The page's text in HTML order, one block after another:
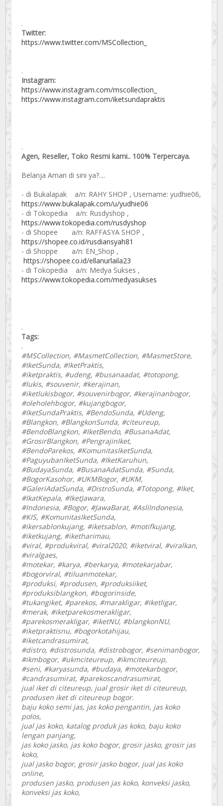
.
Twitter:
https://www.twitter.com/MSCollection_
.
Instagram:
https://www.instagram.com/mscollection_
https://www.instagram.com/iketsundapraktis
.
Agen, Reseller, Toko Resmi kami.. 100% Terpercaya.
Belanja Aman di sini ya?....
- di Bukalapak a/n: RAHY SHOP , Username: yudhie06,
https://www.bukalapak.com/u/yudhie06
- di Tokopedia a/n: Rusdyshop ,
https://www.tokopedia.com/rusdyshop
- di Shopee a/n: RAFFASYA SHOP ,
https://shopee.co.id/rusdiansyah81
- di Shoppe a/n: EN_Shop ,
https://shopee.co.id/ellanurlaila23
- di Tokopedia a/n: Medya Sukses ,
https://www.tokopedia.com/medyasukses
.
Tags:
.
#MSCollection, #MasmetCollection, #MasmetStore,
#IketSunda, #IketPraktis,
#iketpraktis, #udeng, #busanaadat, #totopong,
#lukis, #souvenir, #kerajinan,
#iketlukisbogor, #souvenirbogor, #kerajinanbogor,
#oleholehbogor, #kujangbogor,
#IketSundaPraktis, #BendoSunda, #Udeng,
#Blangkon, #BlangkonSunda, #citeureup,
#BendoBlangkon, #IketBendo, #BusanaAdat,
#GrosirBlangkon, #PengrajinIket,
#BendoParekos, #KomunitasIketSunda,
#PaguyubanIketSunda, #IketKaruhun,
#BudayaSunda, #BusanaAdatSunda, #Sunda,
#BogorKasohor, #UKMBogor, #UKM,
#GaleriAdatSunda, #DistroSunda, #Totopong, #Iket,
#IkatKepala, #IketJawara,
#Indonesia, #Bogor, #JawaBarat, #AsliIndonesia,
#KIS, #KomunitasIketSunda,
#ikersablonkujang, #iketsablon, #motifkujang,
#iketkujang, #iketharimau,
#viral, #produkviral, #viral2020, #iketviral, #viralkan,
#viralgaes,
#motekar, #karya, #berkarya, #motekarjabar,
#bogorviral, #tiluanmotekar,
#produksi, #produsen, #produksiiket,
#produksiblangkon, #bogorinside,
#tukangiket, #parekos, #marakligar, #iketligar,
#merak, #iketparekosmerakligar,
#parekosmerakligar, #iketNU, #blangkonNU,
#iketpraktisnu, #bogorkotahijau,
#iketcandrasumirat,
#distro, #distrosunda, #distrobogor, #senimanbogor,
#ikmbogor, #ukmciteureup, #ikmciteureup,
#seni, #karyasunda, #budaya, #motekarbogor,
#candrasumirat, #parekoscandrasumirat,
jual iket di citeureup, jual grosir iket di citeureup,
produsen iket di citeureup bogor.
baju koko semi jas, jas koko pengantin, jas koko
polos,
jual jas koko, katalog produk jas koko, baju koko
lengan panjang,
jas koko jasko, jas koko bogor, grosir jasko, grosir jas
koko,
jual jasko bogor, grosir jasko bogor, jual jas koko
online,
produsen jasko, produsen jas koko, konveksi jasko,
konveksi jas koko,